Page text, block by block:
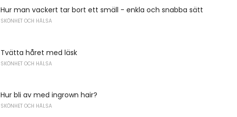
Hur man vackert tar bort ett smäll - enkla och snabba sätt
SKÖNHET OCH HÄLSA
Tvätta håret med läsk
SKÖNHET OCH HÄLSA
Hur bli av med ingrown hair?
SKÖNHET OCH HÄLSA